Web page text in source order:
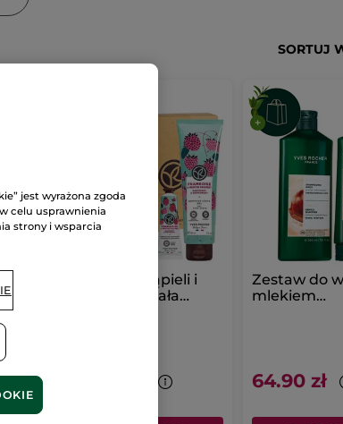
SORTUJ
Zestaw do kąpieli i
pielęgnacji ciała
Zestaw do
mlekiem
64.90 zł
jest wyrażona zgoda
celu usprawnienia
strony i wsparcia